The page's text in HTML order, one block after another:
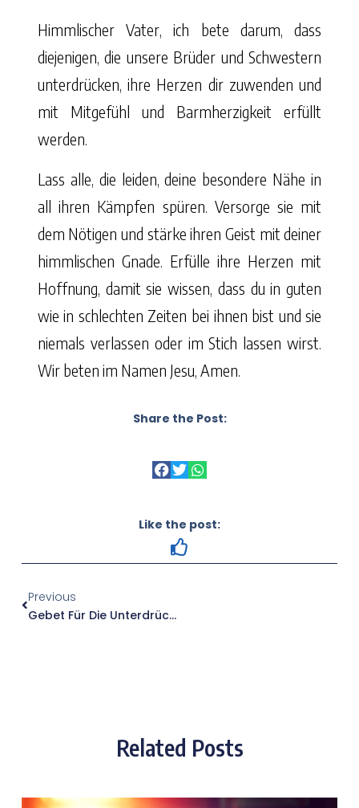
Himmlischer Vater, ich bete darum, dass
diejenigen, die unsere Brüder und Schwestern
unterdrücken, ihre Herzen dir zuwenden und
mit Mitgefühl und Barmherzigkeit erfüllt
werden.
Lass alle, die leiden, deine besondere Nähe in
all ihren Kämpfen spüren. Versorge sie mit
dem Nötigen und stärke ihren Geist mit deiner
himmlischen Gnade. Erfülle ihre Herzen mit
Hoffnung, damit sie wissen, dass du in guten
wie in schlechten Zeiten bei ihnen bist und sie
niemals verlassen oder im Stich lassen wirst.
Wir beten im Namen Jesu, Amen.
Share the Post:
Like the post:
Previous
Gebet Für Die Unterdrückten Christen
Related Posts